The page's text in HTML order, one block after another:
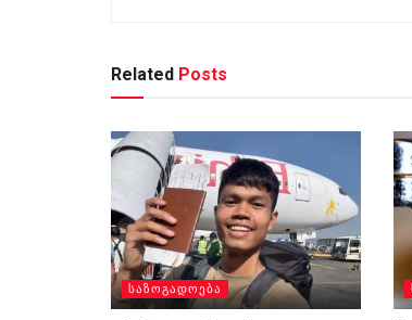
Related Posts
ᲡᲐᲖᲝᲒᲐᲓᲝᲔᲑᲐ